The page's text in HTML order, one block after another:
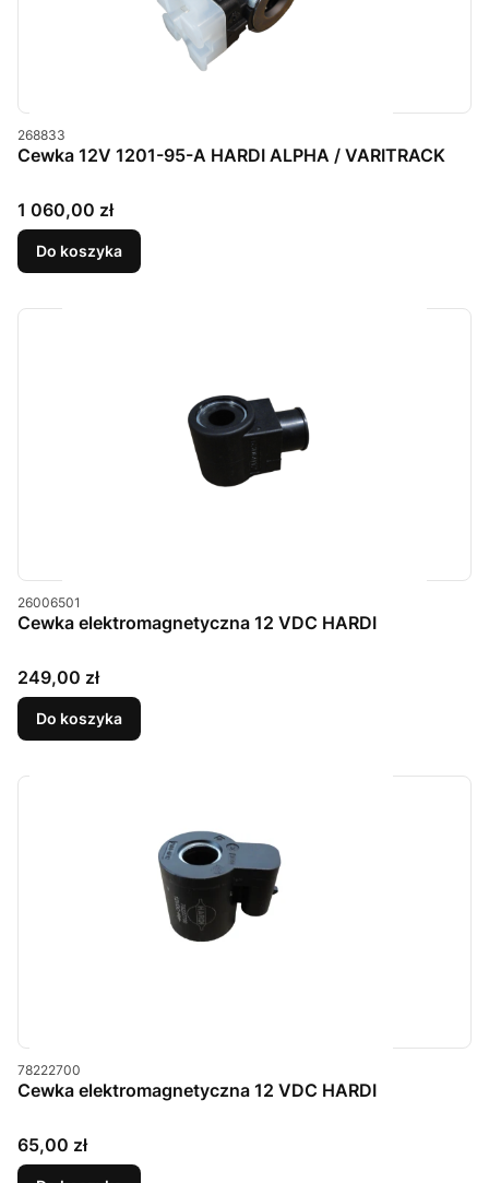
Kod produktu
268833
Cewka 12V 1201-95-A HARDI ALPHA / VARITRACK
Cena
1 060,00 zł
Do koszyka
Kod produktu
26006501
Cewka elektromagnetyczna 12 VDC HARDI
Cena
249,00 zł
Do koszyka
Kod produktu
78222700
Cewka elektromagnetyczna 12 VDC HARDI
Cena
65,00 zł